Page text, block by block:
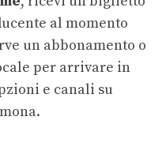
al momento
un abbonamento o
per arrivare in
e canali su
.